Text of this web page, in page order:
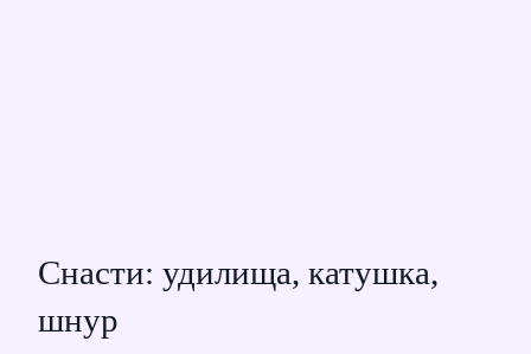
Снасти: удилища, катушка,
шнур